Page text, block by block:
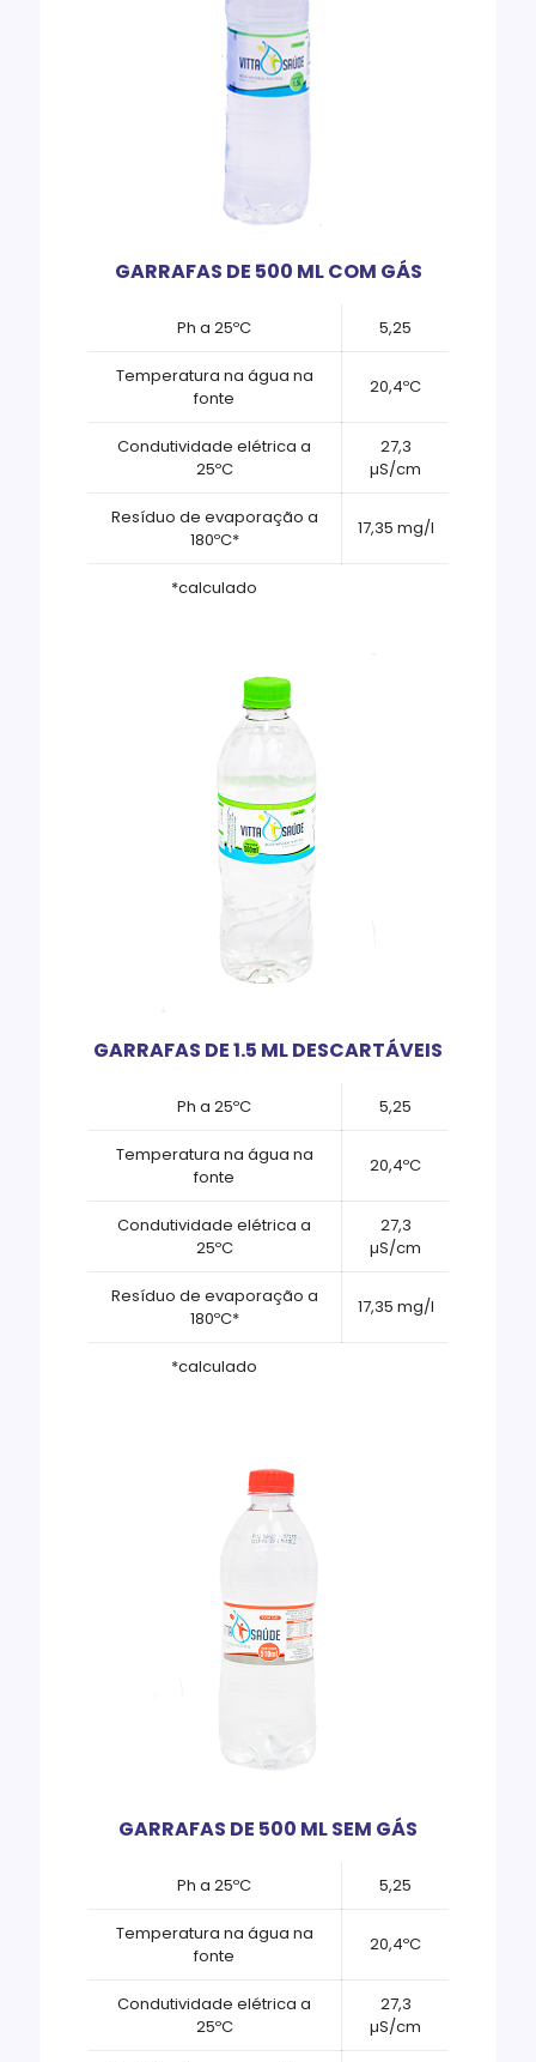
GARRAFAS DE 500 ML COM GÁS
Ph a 25ºC 5,25
Temperatura na água na
fonte
20,4ºC
Condutividade elétrica a
25ºC
27,3
µS/cm
Resíduo de evaporação a
180ºC*
17,35 mg/l
*calculado
GARRAFAS DE 1.5 ML DESCARTÁVEIS
Ph a 25ºC 5,25
Temperatura na água na
fonte
20,4ºC
Condutividade elétrica a
25ºC
27,3
µS/cm
Resíduo de evaporação a
180ºC*
17,35 mg/l
*calculado
GARRAFAS DE 500 ML SEM GÁS
Ph a 25ºC 5,25
Temperatura na água na
fonte
20,4ºC
Condutividade elétrica a
25ºC
27,3
µS/cm